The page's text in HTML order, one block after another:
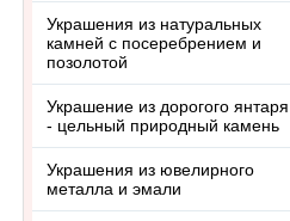
Украшения из натуральных
камней с посеребрением и
позолотой
Украшение из дорогого янтаря
- цельный природный камень
Украшения из ювелирного
металла и эмали